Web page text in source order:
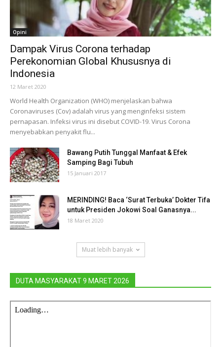
Opini
Dampak Virus Corona terhadap
Perekonomian Global Khususnya di
Indonesia
12 Maret 2020
World Health Organization (WHO) menjelaskan bahwa
Coronaviruses (Cov) adalah virus yang menginfeksi sistem
pernapasan. Infeksi virus ini disebut COVID-19. Virus Corona
menyebabkan penyakit flu...
Bawang Putih Tunggal Manfaat & Efek
Samping Bagi Tubuh
15 Januari 2017
MERINDING! Baca ‘Surat Terbuka’ Dokter Tifa
untuk Presiden Jokowi Soal Ganasnya...
18 Maret 2020
Muat lebih banyak
DUTA MASYARAKAT 9 MARET 2026